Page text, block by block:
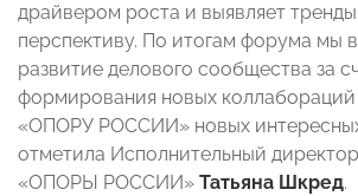
драйвером роста и выявляет
перспективу. По итогам форума мы
развитие делового сообщества за
формирования новых коллабораций
«ОПОРУ РОССИИ» новых
отметила Исполнительный
«ОПОРЫ РОССИИ» Татьяна Шкред.